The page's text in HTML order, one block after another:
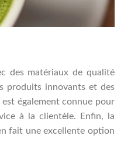
des matériaux de qualité
produits innovants et des
également connue pour
à la clientèle. Enfin, la
fait une excellente option